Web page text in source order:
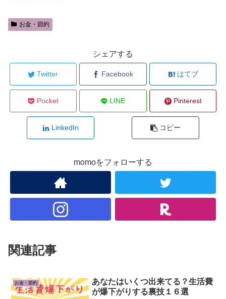
お金・節約
シェアする
Twitter Facebook はてブ
Pocket LINE Pinterest
LinkedIn コピー
momoをフォローする
関連記事
お金・節約
あなたはいくつ出来てる？生活費
が爆下がりする裏技１６選